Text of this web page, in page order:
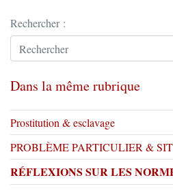
Rechercher :
Dans la même rubrique
Prostitution & esclavage
PROBLÈME PARTICULIER &
RÉFLEXIONS SUR LES